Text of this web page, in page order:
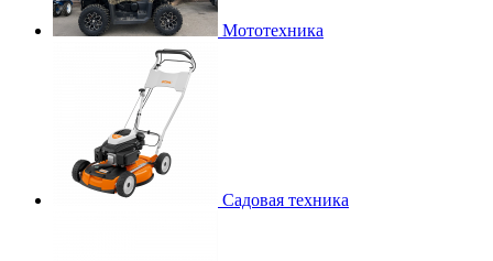
Мототехника
Садовая техника